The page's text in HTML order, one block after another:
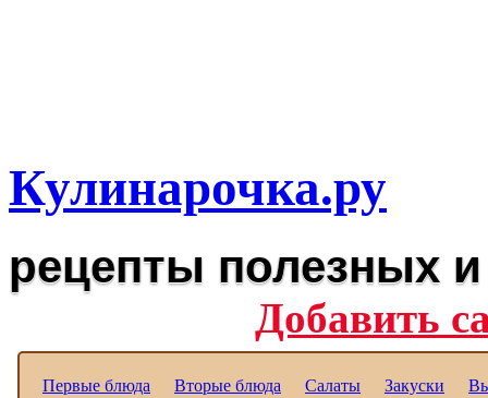
Кулинарочка.ру
рецепты полезных
Добавить
Первые блюда Вторые блюда Салаты Закуски